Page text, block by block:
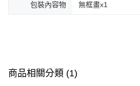
包裝內容物 無框畫x1
商品相關分類 (1)